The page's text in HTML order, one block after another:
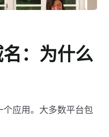
：为什么
应用。大多数平台包